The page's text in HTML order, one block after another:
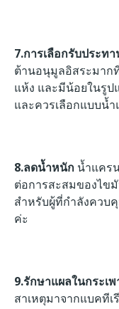
7.การเลือกรับประท
ต้านอนุมูลอิสระมาก
แห้ง และมีน้อยในรูป
และควรเลือกแบบน้ำ
8.ลดน้ำหนัก น้ำแคร
ต่อการสะสมของไข
สำหรับผู้ที่กำลังควบ
ค่ะ
9.รักษาแผลในกระเ
สาเหตุมาจากแบคที